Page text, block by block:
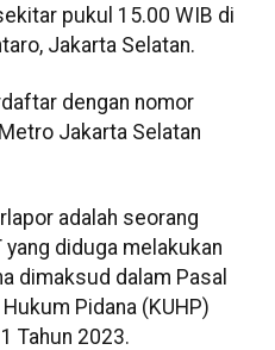
pukul 15.00 WIB di
Jakarta Selatan.
dengan nomor
Jakarta Selatan
adalah seorang
diduga melakukan
dimaksud dalam Pasal
Pidana (KUHP)
Tahun 2023.